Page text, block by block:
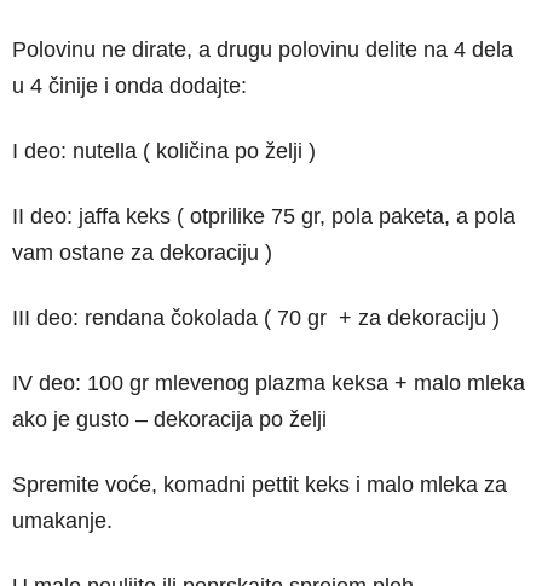
Polovinu ne dirate, a drugu polovinu delite na 4 dela
u 4 činije i onda dodajte:
I deo: nutella ( količina po želji )
II deo: jaffa keks ( otprilike 75 gr, pola paketa, a pola
vam ostane za dekoraciju )
III deo: rendana čokolada ( 70 gr + za dekoraciju )
IV deo: 100 gr mlevenog plazma keksa + malo mleka
ako je gusto – dekoracija po želji
Spremite voće, komadni pettit keks i malo mleka za
umakanje.